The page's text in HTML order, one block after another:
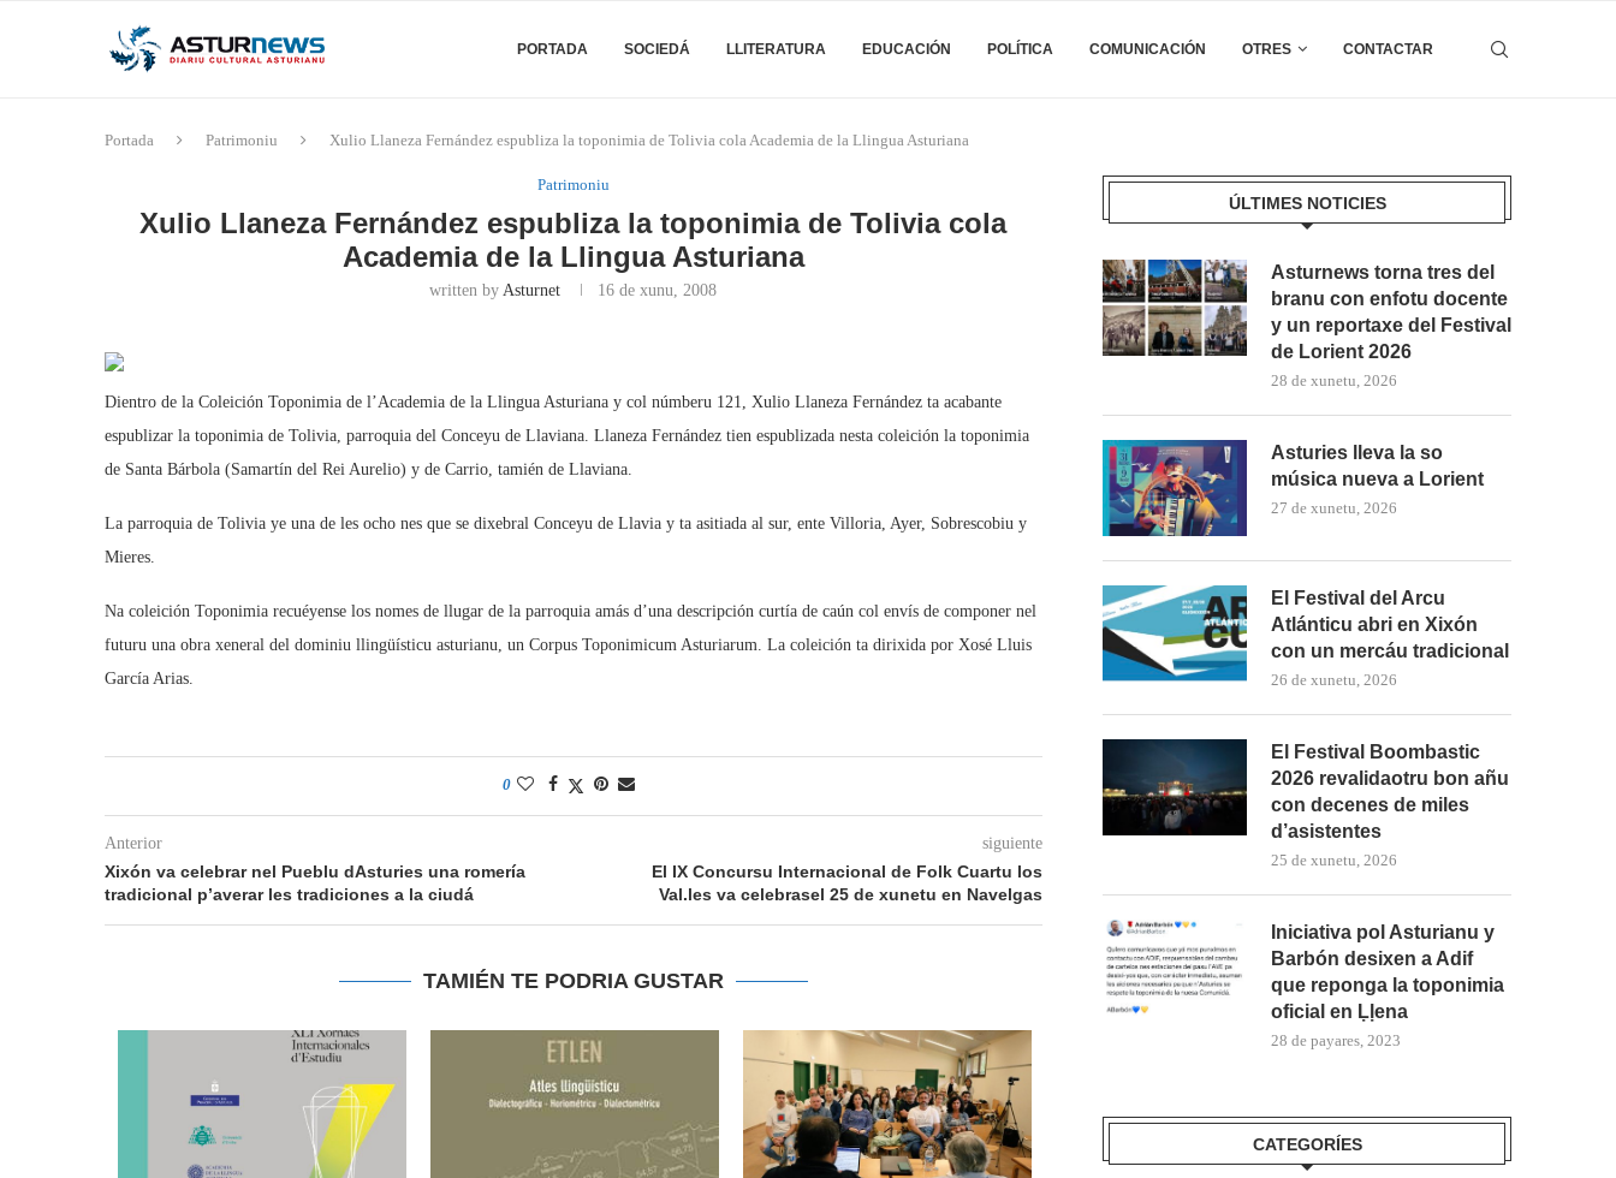
PORTADA SOCIEDÁ LLITERATURA EDUCACIÓN POLÍTICA COMUNICACIÓN OTRES CONTACTAR
Portada Patrimoniu Xulio Llaneza Fernández espubliza la toponimia de Tolivia cola Academia de la Llingua Asturiana
Patrimoniu
Xulio Llaneza Fernández espubliza la toponimia de Tolivia cola
Academia de la Llingua Asturiana
written byAsturnet 16 de xunu, 2008
Dientro de la Coleición Toponimia de l’Academia de la Llingua Asturiana y col númberu 121, Xulio Llaneza Fernández ta acabante
espublizar la toponimia de Tolivia, parroquia del Conceyu de Llaviana. Llaneza Fernández tien espublizada nesta coleición la toponimia
de Santa Bárbola (Samartín del Rei Aurelio) y de Carrio, tamién de Llaviana.
La parroquia de Tolivia ye una de les ocho nes que se dixebral Conceyu de Llavia y ta asitiada al sur, ente Villoria, Ayer, Sobrescobiu y
Mieres.
Na coleición Toponimia recuéyense los nomes de llugar de la parroquia amás d’una descripción curtía de caún col envís de componer nel
futuru una obra xeneral del dominiu llingüísticu asturianu, un Corpus Toponimicum Asturiarum. La coleición ta dirixida por Xosé Lluis
García Arias.
0
Anterior
Xixón va celebrar nel Pueblu dAsturies una romería
tradicional p’averar les tradiciones a la ciudá
siguiente
El IX Concursu Internacional de Folk Cuartu los
Val.les va celebrasel 25 de xunetu en Navelgas
TAMIÉN TE PODRIA GUSTAR
La Guerra Civil protagoniza
ÚLTIMES NOTICIES
Asturnews torna tres del
branu con enfotu docente
y un reportaxe del Festival
de Lorient 2026
28 de xunetu, 2026
Asturies lleva la so
música nueva a Lorient
27 de xunetu, 2026
El Festival del Arcu
Atlánticu abri en Xixón
con un mercáu tradicional
26 de xunetu, 2026
El Festival Boombastic
2026 revalidaotru bon añu
con decenes de miles
d’asistentes
25 de xunetu, 2026
Iniciativa pol Asturianu y
Barbón desixen a Adif
que reponga la toponimia
oficial en Ḷḷena
28 de payares, 2023
CATEGORÍES